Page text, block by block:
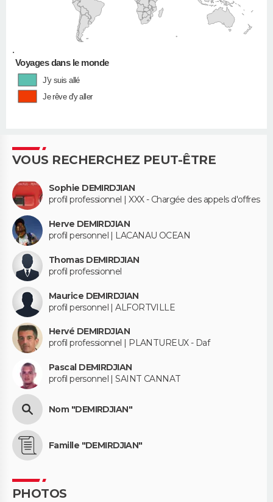
•
Voyages dans le monde
J'y suis allé
Je rêve d'y aller
VOUS RECHERCHEZ PEUT-ÊTRE
Sophie DEMIRDJIAN
profil professionnel | XXX - Chargée des appels d'offres
Herve DEMIRDJIAN
profil personnel | LACANAU OCEAN
Thomas DEMIRDJIAN
profil professionnel
Maurice DEMIRDJIAN
profil personnel | ALFORTVILLE
Hervé DEMIRDJIAN
profil professionnel | PLANTUREUX - Daf
Pascal DEMIRDJIAN
profil personnel | SAINT CANNAT
Nom "DEMIRDJIAN"
Famille "DEMIRDJIAN"
PHOTOS